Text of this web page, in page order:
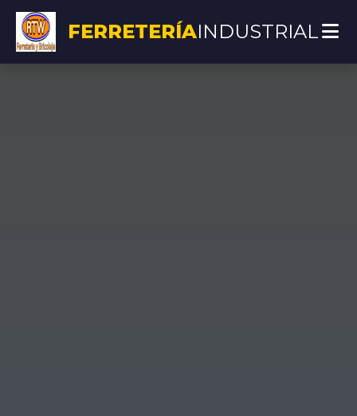
FERRETERÍAINDUSTRIAL